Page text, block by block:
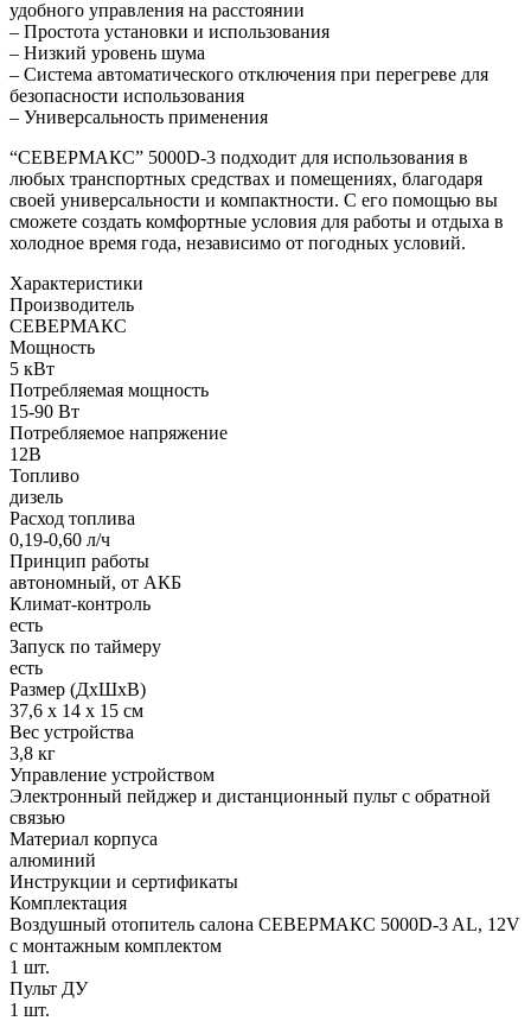
удобного управления на расстоянии
– Простота установки и использования
– Низкий уровень шума
– Система автоматического отключения при перегреве для
безопасности использования
– Универсальность применения
“СЕВЕРМАКС” 5000D-3 подходит для использования в
любых транспортных средствах и помещениях, благодаря
своей универсальности и компактности. С его помощью вы
сможете создать комфортные условия для работы и отдыха в
холодное время года, независимо от погодных условий.
Характеристики
Производитель
СЕВЕРМАКС
Мощность
5 кВт
Потребляемая мощность
15-90 Вт
Потребляемое напряжение
12В
Топливо
дизель
Расход топлива
0,19-0,60 л/ч
Принцип работы
автономный, от АКБ
Климат-контроль
есть
Запуск по таймеру
есть
Размер (ДхШхВ)
37,6 х 14 х 15 см
Вес устройства
3,8 кг
Управление устройством
Электронный пейджер и дистанционный пульт с обратной
связью
Материал корпуса
алюминий
Инструкции и сертификаты
Комплектация
Воздушный отопитель салона СЕВЕРМАКС 5000D-3 AL, 12V
с монтажным комплектом
1 шт.
Пульт ДУ
1 шт.